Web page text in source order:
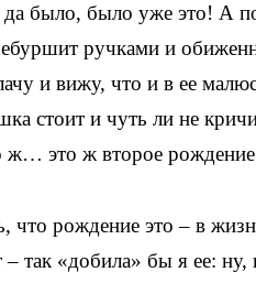
было, было уже это! А
ручками и
и вижу, что и в ее
стоит и чуть ли не
ж… это ж второе
что рождение это – в
так «добила» бы я ее: ну,